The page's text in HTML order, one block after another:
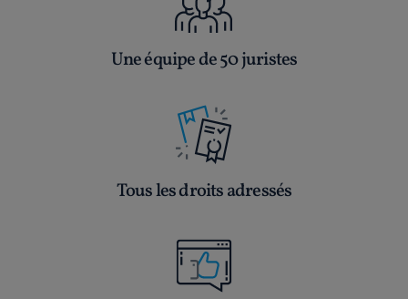
Une équipe de 50 juristes
Tous les droits adressés